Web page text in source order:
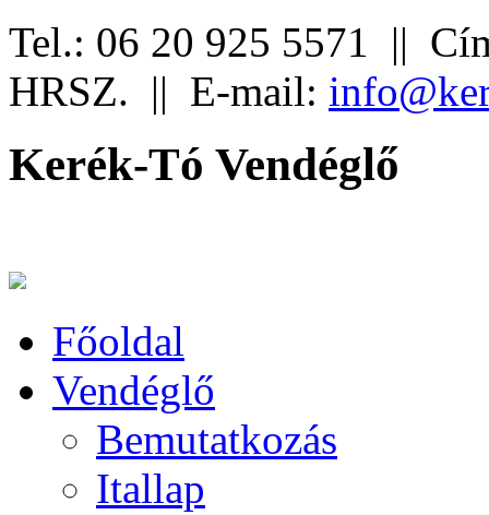
Tel.: 06 20 925 5571 ||
HRSZ. || E-mail:
Kerék-Tó Vendéglő
Főoldal
Vendéglő
Bemutatkozás
Itallap